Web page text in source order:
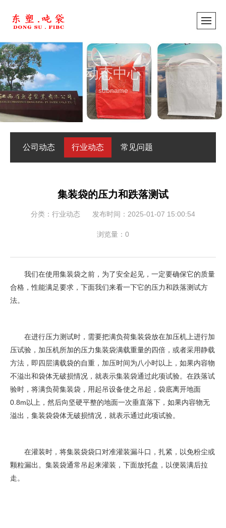
动态中心
subname
公司动态 行业动态 常见问题
集装袋的压力和跌落测试
分类：行业动态 发布时间：2025-01-07 15:00:54
浏览量：0
我们在使用集装袋之前，为了安全起见，一定要确保它的质量
合格，性能满足要求，下面我们来看一下它的压力和跌落测试方
法。
在进行压力测试时，需要把满负荷集装袋放在加压机上进行加
压试验，加压机所加的压力集装袋满载重量的四倍，或者采用静载
方法，即四层满载袋的自重，加压时间为八小时以上，如果内容物
不溢出和袋体无破损情况，就表示集装袋通过此项试验。在跌落试
验时，将满负荷集装袋，用起吊设备使之吊起，袋底离开地面
0.8m以上，然后向坚硬平整的地面一次垂直落下，如果内容物无
溢出，集装袋袋体无破损情况，就表示通过此项试验。
在灌装时，将集装袋袋口对准灌装漏斗口，扎紧，以免粉尘或
颗粒漏出。集装袋通常吊起来灌装，下面放托盘，以便装满后拉
走。